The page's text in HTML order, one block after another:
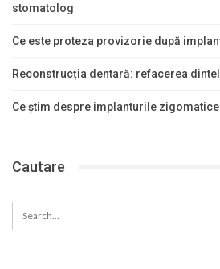
stomatolog
Ce este proteza provizorie după
Reconstrucția dentară: refacerea
Ce știm despre implanturile zigomatice
Cautare